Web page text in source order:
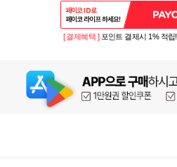
[ 결제혜택 ] 포인트 결제시 1% 적립!